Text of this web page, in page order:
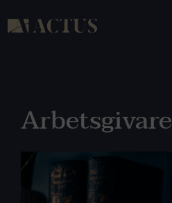
Arbetsgivare